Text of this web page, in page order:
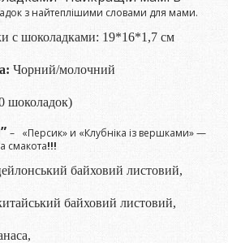
з найтеплішими словами для мами.
с шоколадками: 19*16*1,7 см
Чорний/молочний
шоколадок)
– «Персик» и «Клубніка із вершками» —
смакота!!!
байховий листовий,
байховий листовий,